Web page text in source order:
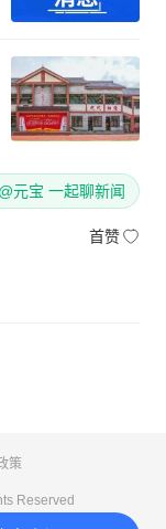
@元宝 一起聊新闻
首赞
策
Reserved